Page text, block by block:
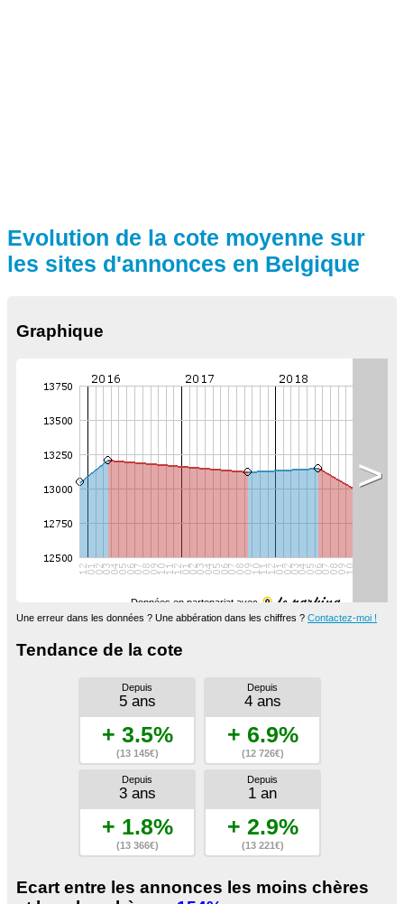
Evolution de la cote moyenne sur
les sites d'annonces en Belgique
Graphique
Données en partenariat avec
>
Une erreur dans les données ? Une abbération dans les chiffres ? Contactez-moi !
Tendance de la cote
Depuis
5 ans
+ 3.5%
(13 145€)
Depuis
4 ans
+ 6.9%
(12 726€)
Depuis
3 ans
+ 1.8%
(13 366€)
Depuis
1 an
+ 2.9%
(13 221€)
Ecart entre les annonces les moins chères